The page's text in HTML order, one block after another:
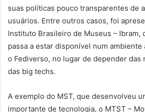
suas políticas pouco transparentes de
usuários. Entre outros casos, foi
Instituto Brasileiro de Museus – Ibram,
passa a estar disponível num
o Fediverso, no lugar de depender das
das big techs.
A exemplo do MST, que desenvolveu
importante de tecnologia, o MTST –